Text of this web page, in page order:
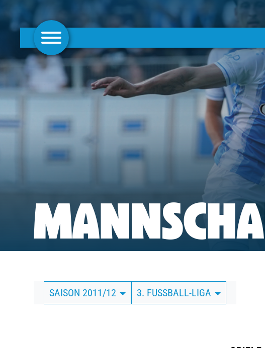
AKTUELLES
FRAUEN
CLUBMITGLIEDSCHAFT
BUSINESS
SÜDKURVE
TICKETING
SAISON 2011/12 3. FUSSBALL-LIGA